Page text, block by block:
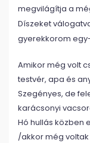
megvilágítja a
Díszeket
gyerekkorom
Amikor még volt
testvér, apa és
Szegényes, de
karácsonyi
Hó hullás közben
/akkor még